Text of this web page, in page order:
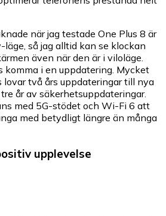
när jag testade One Plus 8 är
så jag alltid kan se klockan
även när den är i viloläge.
komma i en uppdatering. Mycket
två års uppdateringar till nya
år av säkerhetsuppdateringar.
med 5G-stödet och Wi-Fi 6 att
med betydligt längre än många
upplevelse